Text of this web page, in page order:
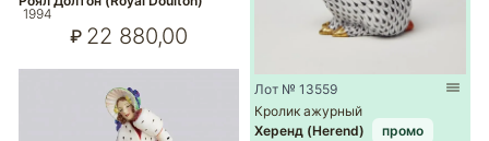
1994
₽ 22 880,00
Лот № 13559
Кролик ажурный
Херенд (Herend)
промо